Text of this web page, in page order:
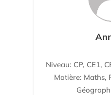
Niveau: CP, CE1,
Matière: Maths,